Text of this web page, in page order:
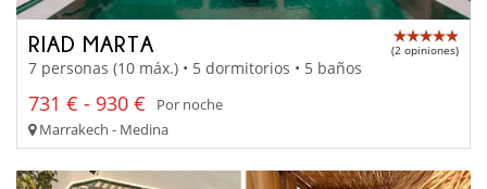
RIAD MARTA (2 opiniones)
7 personas (10 máx.) • 5 dormitorios • 5 baños
731 € - 930 €
Por noche
Marrakech - Medina